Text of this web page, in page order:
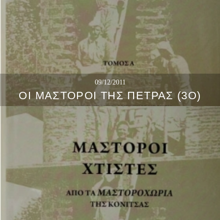
09/12/2011
ΟΙ ΜΆΣΤΟΡΟΙ ΤΗΣ ΠΈΤΡΑΣ (3Ο)